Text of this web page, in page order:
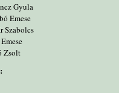
Gyula
Emese
Szabolcs
Zsolt